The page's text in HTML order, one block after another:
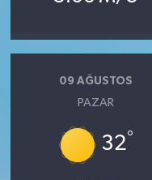
09 AĞUSTOS
PAZAR
32°